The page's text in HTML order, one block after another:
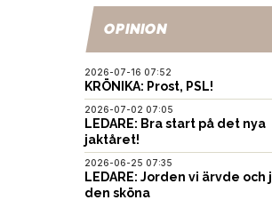
OPINION
2026-07-16 07:52
KRÖNIKA: Prost, PSL!
2026-07-02 07:05
LEDARE: Bra start på det nya
jaktåret!
2026-06-25 07:35
LEDARE: Jorden vi ärvde och
den sköna